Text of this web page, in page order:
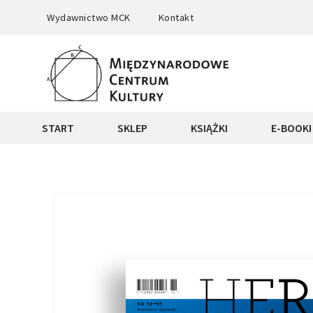
Wydawnictwo MCK Kontakt
START SKLEP KSIĄŻKI E-BOOKI